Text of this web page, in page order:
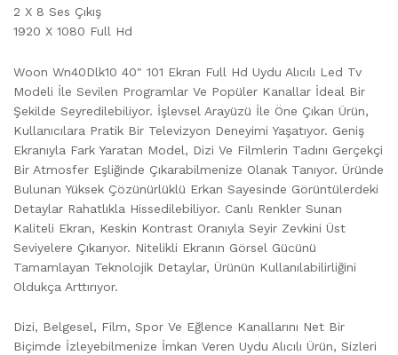
2 X 8 Ses Çıkış
1920 X 1080 Full Hd
Woon Wn40Dlk10 40″ 101 Ekran Full Hd Uydu Alıcılı Led Tv
Modeli İle Sevilen Programlar Ve Popüler Kanallar İdeal Bir
Şekilde Seyredilebiliyor. İşlevsel Arayüzü İle Öne Çıkan Ürün,
Kullanıcılara Pratik Bir Televizyon Deneyimi Yaşatıyor. Geniş
Ekranıyla Fark Yaratan Model, Dizi Ve Filmlerin Tadını Gerçekçi
Bir Atmosfer Eşliğinde Çıkarabilmenize Olanak Tanıyor. Üründe
Bulunan Yüksek Çözünürlüklü Erkan Sayesinde Görüntülerdeki
Detaylar Rahatlıkla Hissedilebiliyor. Canlı Renkler Sunan
Kaliteli Ekran, Keskin Kontrast Oranıyla Seyir Zevkini Üst
Seviyelere Çıkarıyor. Nitelikli Ekranın Görsel Gücünü
Tamamlayan Teknolojik Detaylar, Ürünün Kullanılabilirliğini
Oldukça Arttırıyor.
Dizi, Belgesel, Film, Spor Ve Eğlence Kanallarını Net Bir
Biçimde İzleyebilmenize İmkan Veren Uydu Alıcılı Ürün, Sizleri